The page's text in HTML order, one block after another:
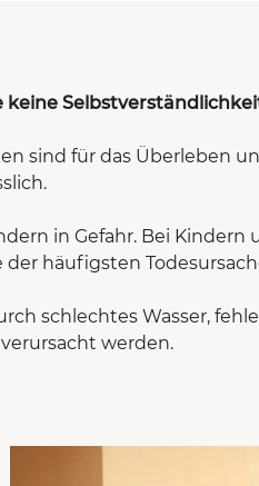
keine
sind für das Überleben
in Gefahr. Bei Kindern
häufigsten
schlechtes Wasser,
werden.